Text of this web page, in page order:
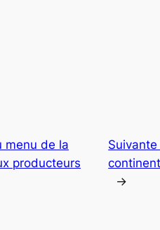
menu de la
producteurs
Suivante
→